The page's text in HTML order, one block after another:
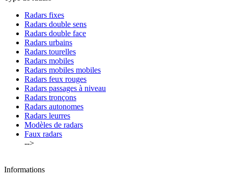
Radars fixes
Radars double sens
Radars double face
Radars urbains
Radars tourelles
Radars mobiles
Radars mobiles mobiles
Radars feux rouges
Radars passages à niveau
Radars tronçons
Radars autonomes
Radars leurres
Modèles de radars
Faux radars
-->
Informations